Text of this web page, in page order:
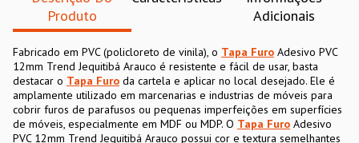
Produto
Adicionais
Fabricado em PVC (policloreto de vinila), o Tapa Furo Adesivo PVC
12mm Trend Jequitibá Arauco é resistente e fácil de usar, basta
destacar o Tapa Furo da cartela e aplicar no local desejado. Ele é
amplamente utilizado em marcenarias e industrias de móveis para
cobrir furos de parafusos ou pequenas imperfeições em superfícies
de móveis, especialmente em MDF ou MDP. O Tapa Furo Adesivo
PVC 12mm Trend Jequitibá Arauco possui cor e textura semelhantes